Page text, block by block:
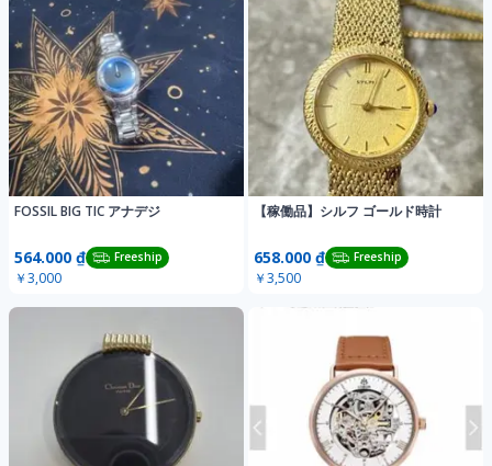
FOSSIL BIG TIC アナデジ
564.000 ₫ Freeship
￥3,000
【稼働品】シルフ ゴールド時計
658.000 ₫ Freeship
￥3,500